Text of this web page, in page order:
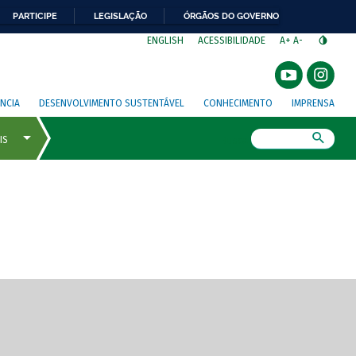
PARTICIPE LEGISLAÇÃO ÓRGÃOS DO GOVERNO
ENGLISH ACESSIBILIDADE A+ A-
DESENVOLVIMENTO SUSTENTÁVEL CONHECIMENTO IMPRENSA
de tela